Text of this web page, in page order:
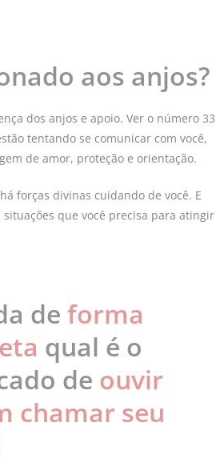
aos anjos?
dos anjos e apoio. Ver o número 33
tentando se comunicar com você,
de amor, proteção e orientação.
forças divinas cuidando de você. E
que você precisa para atingir
de forma
qual é o
de ouvir
chamar seu